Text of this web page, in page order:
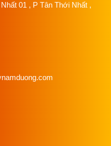
01 , P Tân Thới Nhất ,